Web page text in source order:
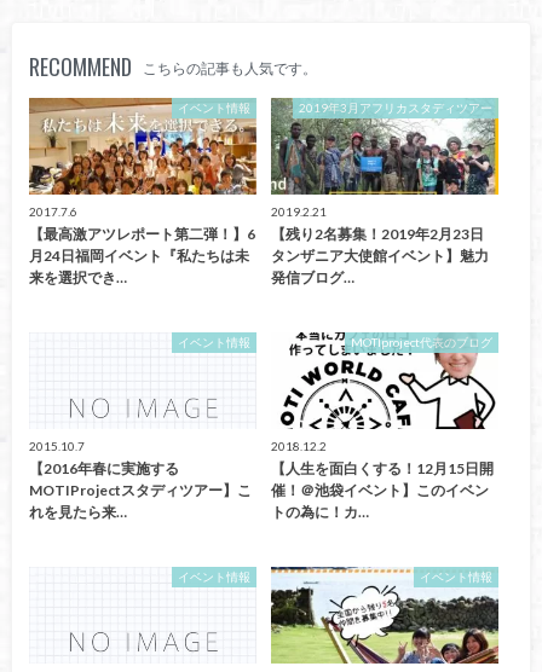
RECOMMEND こちらの記事も人気です。
イベント情報
2017.7.6
【最高激アツレポート第二弾！】6
月24日福岡イベント『私たちは未
来を選択でき…
2019年3月アフリカスタディツアー
2019.2.21
【残り2名募集！2019年2月23日
タンザニア大使館イベント】魅力
発信ブログ…
イベント情報
2015.10.7
【2016年春に実施する
MOTIProjectスタディツアー】こ
れを見たら来…
MOTIproject代表のブログ
2018.12.2
【人生を面白くする！12月15日開
催！＠池袋イベント】このイベン
トの為に！カ…
イベント情報 イベント情報